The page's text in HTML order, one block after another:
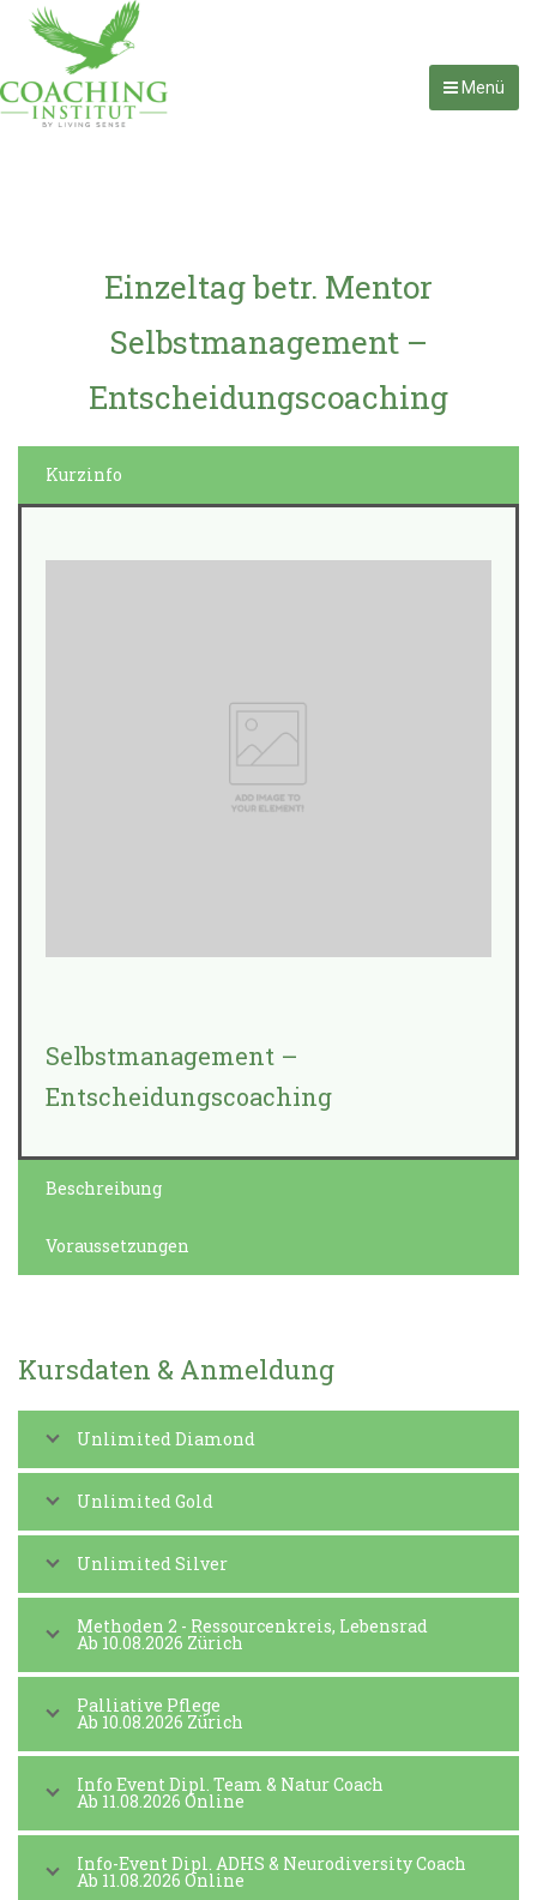
Menü
Einzeltag betr. Mentor
Selbstmanagement –
Entscheidungscoaching
Kurzinfo
Selbstmanagement –
Entscheidungscoaching
Beschreibung
Voraussetzungen
Kursdaten & Anmeldung
Unlimited Diamond
Unlimited Gold
Unlimited Silver
Methoden 2 - Ressourcenkreis, Lebensrad
Ab 10.08.2026 Zürich
Palliative Pflege
Ab 10.08.2026 Zürich
Info Event Dipl. Team & Natur Coach
Ab 11.08.2026 Online
Info-Event Dipl. ADHS & Neurodiversity Coach
Ab 11.08.2026 Online